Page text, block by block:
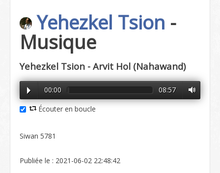
Yehezkel Tsion -
Musique
Yehezkel Tsion - Arvit Hol (Nahawand)
00:00 08:57
Écouter en boucle
Siwan 5781
Publiée le : 2021-06-02 22:48:42